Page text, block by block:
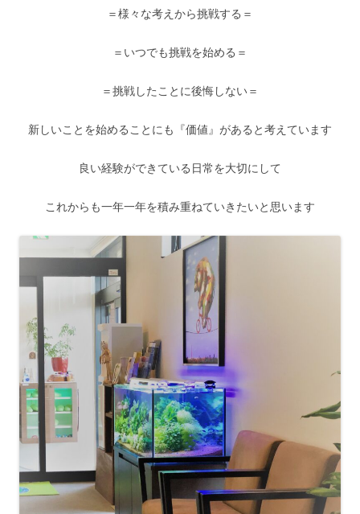
＝様々な考えから挑戦する＝
＝いつでも挑戦を始める＝
＝挑戦したことに後悔しない＝
新しいことを始めることにも『価値』があると考えています
良い経験ができている日常を大切にして
これからも一年一年を積み重ねていきたいと思います